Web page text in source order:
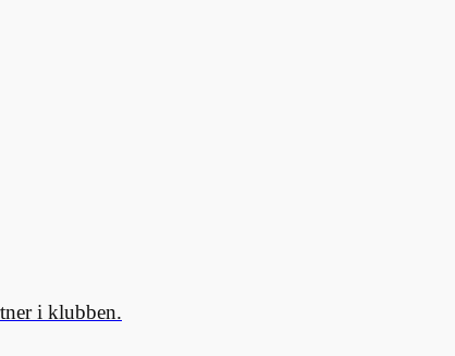
i klubben.